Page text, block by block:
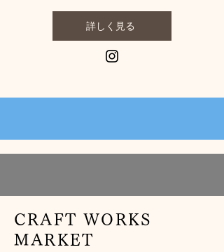
詳しく見る
CRAFT WORKS
MARKET